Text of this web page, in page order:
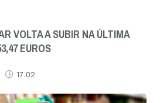
VOLTA A SUBIR NA ÚLTIMA
EUROS
17:02